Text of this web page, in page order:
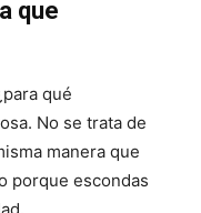
que
qué
No se trata de
manera que
porque escondas